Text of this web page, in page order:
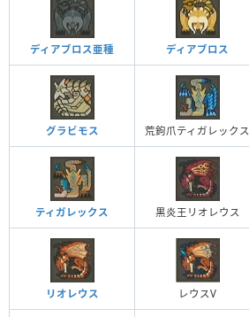
ディアブロス亜種 ディアブロス
グラビモス 荒鉤爪ティガレックス
ティガレックス 黒炎王リオレウス
リオレウス レウスV